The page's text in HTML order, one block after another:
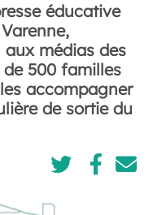
éducative
aux médias des
500 familles
accompagner
de sortie du